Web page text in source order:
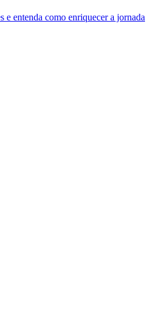
e entenda como enriquecer a jornada